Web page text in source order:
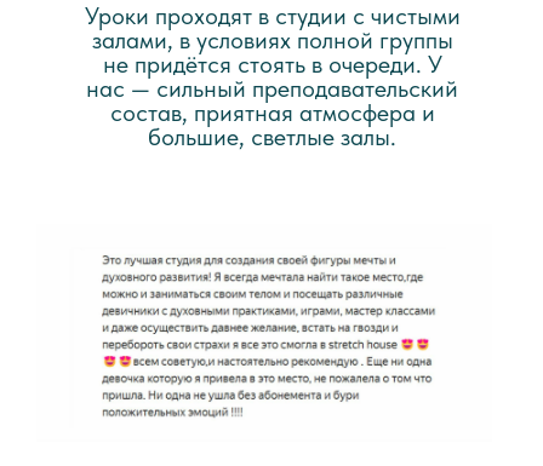
Уроки проходят в студии с чистыми
залами, в условиях полной группы
не придётся стоять в очереди. У
нас — сильный преподавательский
состав, приятная атмосфера и
большие, светлые залы.